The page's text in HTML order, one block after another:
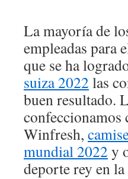
La mayoría de
empleadas para
que se ha
suiza 2022 las
buen resultado.
Winfresh,
mundial 2022 y
deporte rey en